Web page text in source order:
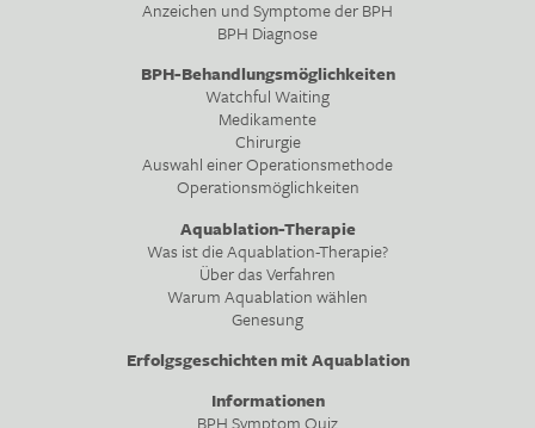
Anzeichen und Symptome der BPH
BPH Diagnose
BPH-Behandlungsmöglichkeiten
Watchful Waiting
Medikamente
Chirurgie
Auswahl einer Operationsmethode
Operationsmöglichkeiten
Aquablation-Therapie
Was ist die Aquablation-Therapie?
Über das Verfahren
Warum Aquablation wählen
Genesung
Erfolgsgeschichten mit Aquablation
Informationen
BPH Symptom Quiz